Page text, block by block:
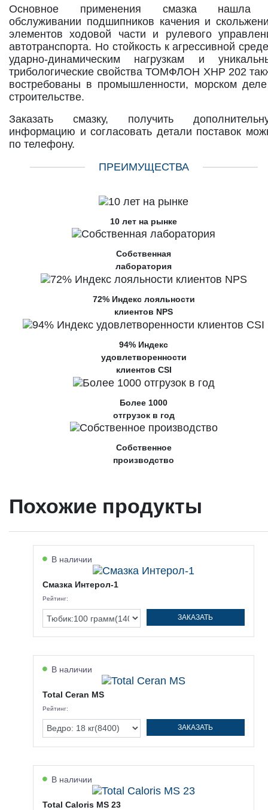
Основное применения смазка нашла
обслуживании подшипников качения и
элементов ходовой части и рулевого
автотранспорта. Но стойкость к агрессивной
ударно-динамическим нагрузкам и
трибологические свойства ТОМФЛОН XHP 202
востребованы в промышленности, морском
строительстве.
Заказать смазку, получить
информацию и согласовать детали поставок
по телефону.
ПРЕИМУЩЕСТВА
10 лет на рынке
Собственная
лаборатория
72% Индекс лояльности
клиентов NPS
94% Индекс
удовлетворенности
клиентов CSI
Более 1000
отгрузок в год
Собственное
производство
Похожие продукты
В наличии
Смазка Интерол-1
Рейтинг:
ЗАКАЗАТЬ
В наличии
Total Ceran MS
Рейтинг:
ЗАКАЗАТЬ
В наличии
Total Caloris MS 23